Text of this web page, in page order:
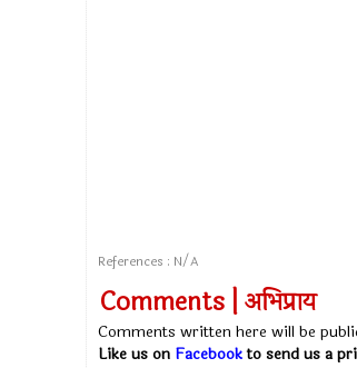
References : N/A
Comments | अभिप्राय
Comments written here will be
Like us on Facebookto send us a